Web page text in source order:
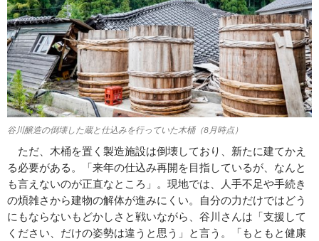
谷川醸造の倒壊した蔵と仕込みを行っていた木桶（8月時点）
ただ、木桶を置く製造施設は倒壊しており、新たに建てかえ
る必要がある。「来年の仕込み再開を目指しているが、なんと
も言えないのが正直なところ」。現地では、人手不足や手続き
の煩雑さから建物の解体が進みにくい。自分の力だけではどう
にもならないもどかしさと戦いながら、谷川さんは「支援して
ください、だけの姿勢は違うと思う」と言う。「もともと健康